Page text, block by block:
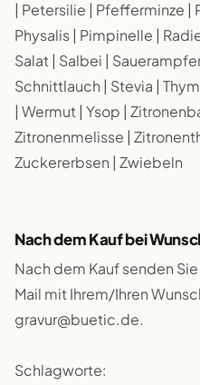
| Petersilie | Pfefferminze |
Physalis | Pimpinelle |
Salat | Salbei |
Schnittlauch | Stevia |
| Wermut | Ysop |
Zitronenmelisse |
Zuckererbsen | Zwiebeln
Nach dem Kauf bei
Nach dem Kauf senden
Mail mit Ihrem/Ihren
gravur@buetic.de.
Schlagworte: